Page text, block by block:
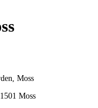
Moss
Moss